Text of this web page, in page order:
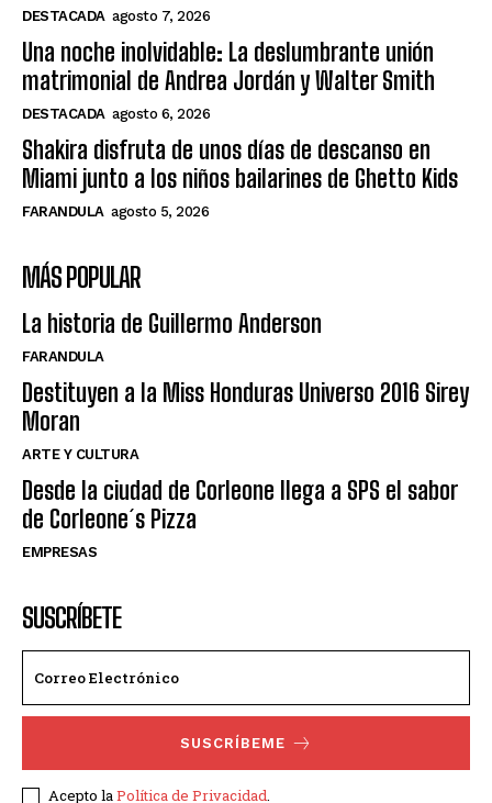
DESTACADA agosto 7, 2026
Una noche inolvidable: La deslumbrante unión
matrimonial de Andrea Jordán y Walter Smith
DESTACADA agosto 6, 2026
Shakira disfruta de unos días de descanso en
Miami junto a los niños bailarines de Ghetto Kids
FARANDULA agosto 5, 2026
MÁS POPULAR
La historia de Guillermo Anderson
FARANDULA
Destituyen a la Miss Honduras Universo 2016 Sirey
Moran
ARTE Y CULTURA
Desde la ciudad de Corleone llega a SPS el sabor
de Corleone´s Pizza
EMPRESAS
SUSCRÍBETE
SUSCRÍBEME
Acepto laPolítica de Privacidad.